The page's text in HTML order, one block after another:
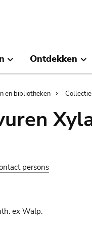
Ontdekken
en bibliotheken
persons
ex Walp.